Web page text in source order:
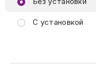
С установкой